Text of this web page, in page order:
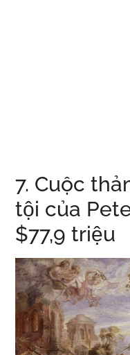
7. Cuộc
tội của
$77,9 triệu